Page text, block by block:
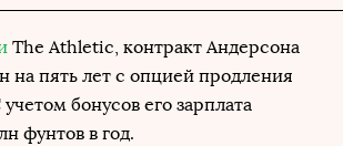
The Athletic, контракт Андерсона
на пять лет с опцией продления
бонусов его зарплата
фунтов в год.